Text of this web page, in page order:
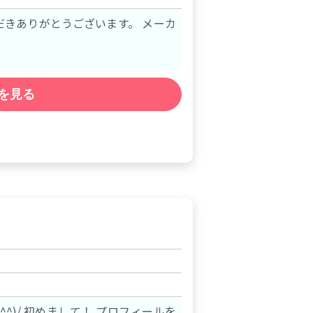
がとうございます。 メーカ
見る